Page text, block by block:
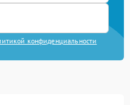
конфиденциальности